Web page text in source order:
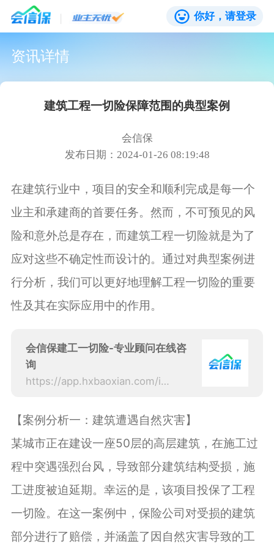
你好，请登录
资讯详情
建筑工程一切险保障范围的典型案例
会信保
发布日期：2024-01-26 08:19:48
在建筑行业中，项目的安全和顺利完成是每一个
业主和承建商的首要任务。然而，不可预见的风
险和意外总是存在，而建筑工程一切险就是为了
应对这些不确定性而设计的。通过对典型案例进
行分析，我们可以更好地理解工程一切险的重要
性及其在实际应用中的作用。
会信保建工一切险-专业顾问在线咨
询
https://app.hxbaoxian.com/insurance?p=1&l=20&t=5&c=0&sourceType=web
【案例分析一：建筑遭遇自然灾害】
某城市正在建设一座50层的高层建筑，在施工过
程中突遇强烈台风，导致部分建筑结构受损，施
工进度被迫延期。幸运的是，该项目投保了工程
一切险。在这一案例中，保险公司对受损的建筑
部分进行了赔偿，并涵盖了因自然灾害导致的工